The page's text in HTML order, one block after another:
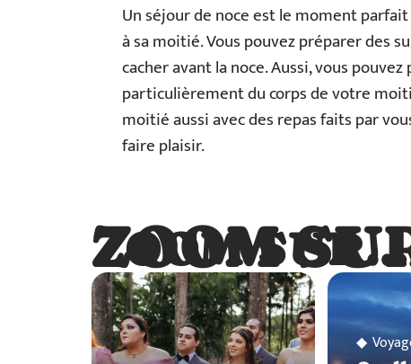
Un séjour de noce est le moment
à sa moitié. Vous pouvez préparer des
cacher avant la noce. Aussi, vous
particulièrement du corps de votre
moitié aussi avec des repas faits par
faire plaisir.
ZOOM
ZOOM SUR…